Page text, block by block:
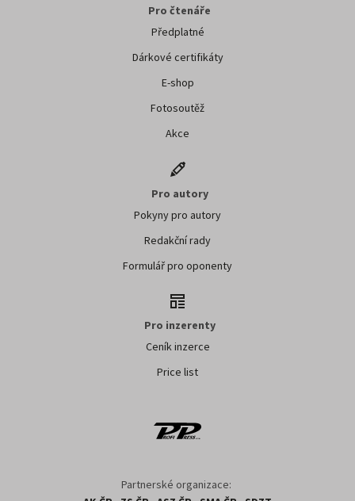
Pro čtenáře
Předplatné
Dárkové certifikáty
E-shop
Fotosoutěž
Akce
Pro autory
Pokyny pro autory
Redakční rady
Formulář pro oponenty
Pro inzerenty
Ceník inzerce
Price list
Partnerské organizace: